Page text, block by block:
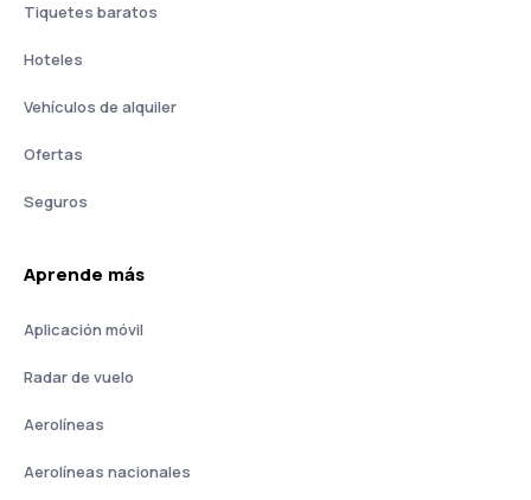
Tiquetes baratos
Hoteles
Vehículos de alquiler
Ofertas
Seguros
Aprende más
Aplicación móvil
Radar de vuelo
Aerolíneas
Aerolíneas nacionales